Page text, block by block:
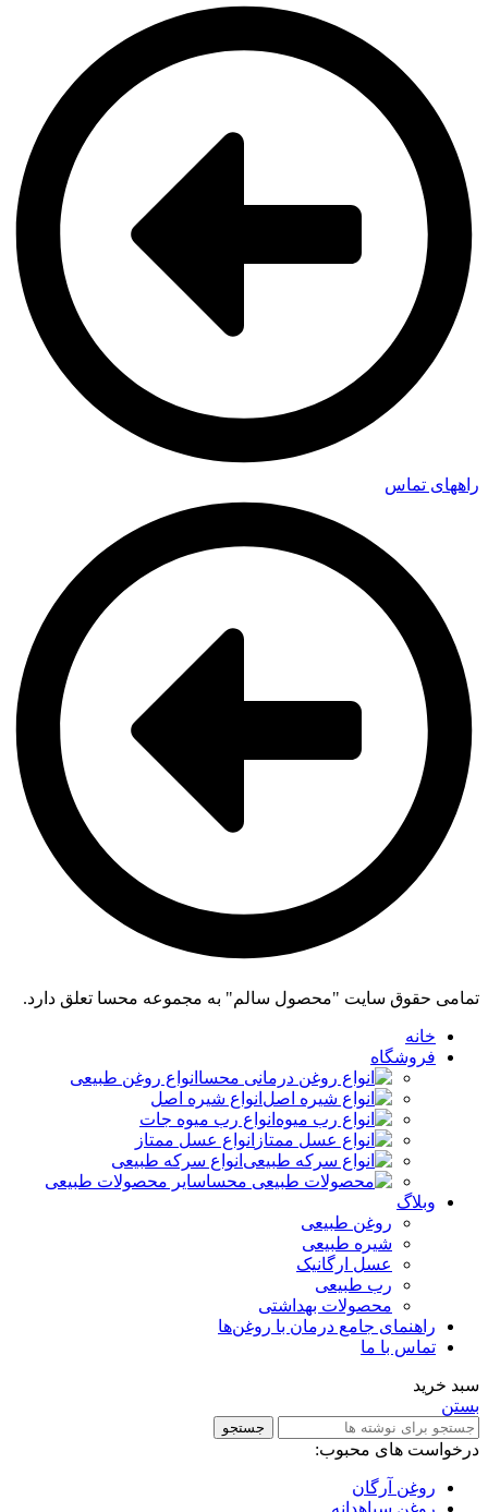
راههای تماس
تمامی حقوق سایت "محصول سالم" به مجموعه محسا تعلق دارد.
خانه
فروشگاه
انواع روغن طبیعی
انواع شیره اصل
انواع رب میوه جات
انواع عسل ممتاز
انواع سرکه طبیعی
سایر محصولات طبیعی
وبلاگ
روغن طبیعی
شیره طبیعی
عسل ارگانیک
رب طبیعی
محصولات بهداشتی
راهنمای جامع درمان با روغن‌ها
تماس با ما
سبد خرید
بستن
جستجو
درخواست های محبوب:
روغن آرگان
روغن سیاهدانه